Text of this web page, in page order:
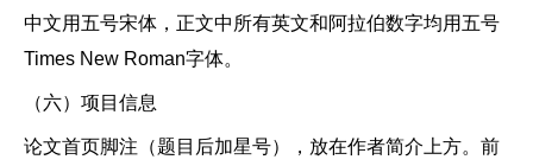
中文用五号宋体，正文中所有英文和阿拉伯数字均用五号
Times New Roman字体。
（六）项目信息
论文首页脚注（题目后加星号），放在作者简介上方。前